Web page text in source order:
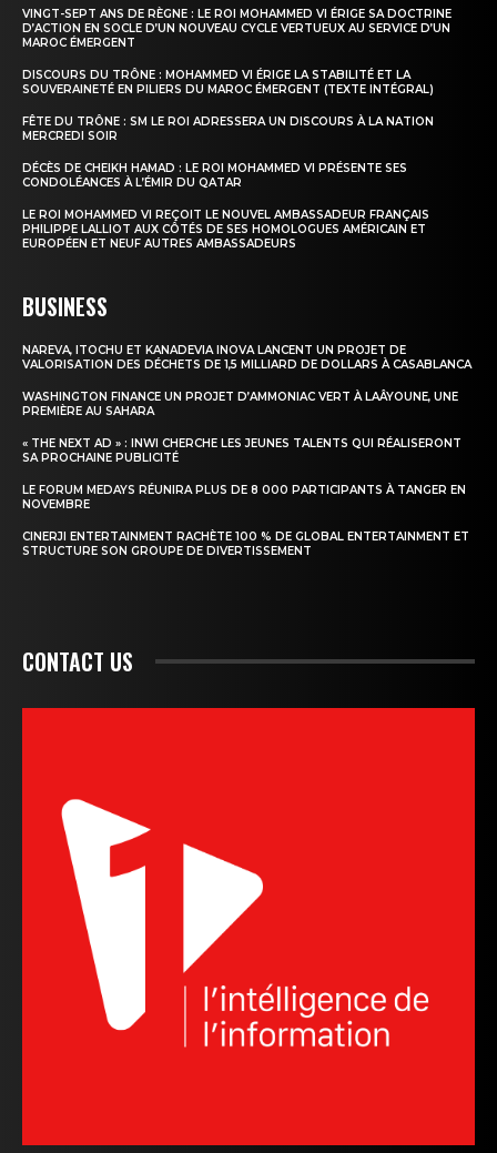
S'ABONNER MAINTENANT
Insight Publications
À propos
Formules d’abonnement
Mon compte
VINGT-SEPT ANS DE RÈGNE : LE ROI MOHAMMED VI ÉRIGE SA DOCTRINE
D’ACTION EN SOCLE D’UN NOUVEAU CYCLE VERTUEUX AU SERVICE D’UN
MAROC ÉMERGENT
DISCOURS DU TRÔNE : MOHAMMED VI ÉRIGE LA STABILITÉ ET LA
SOUVERAINETÉ EN PILIERS DU MAROC ÉMERGENT (TEXTE INTÉGRAL)
FÊTE DU TRÔNE : SM LE ROI ADRESSERA UN DISCOURS À LA NATION
MERCREDI SOIR
DÉCÈS DE CHEIKH HAMAD : LE ROI MOHAMMED VI PRÉSENTE SES
CONDOLÉANCES À L’ÉMIR DU QATAR
LE ROI MOHAMMED VI REÇOIT LE NOUVEL AMBASSADEUR FRANÇAIS
PHILIPPE LALLIOT AUX CÔTÉS DE SES HOMOLOGUES AMÉRICAIN ET
EUROPÉEN ET NEUF AUTRES AMBASSADEURS
BUSINESS
NAREVA, ITOCHU ET KANADEVIA INOVA LANCENT UN PROJET DE
VALORISATION DES DÉCHETS DE 1,5 MILLIARD DE DOLLARS À CASABLANCA
WASHINGTON FINANCE UN PROJET D’AMMONIAC VERT À LAÂYOUNE, UNE
PREMIÈRE AU SAHARA
« THE NEXT AD » : INWI CHERCHE LES JEUNES TALENTS QUI RÉALISERONT
SA PROCHAINE PUBLICITÉ
LE FORUM MEDAYS RÉUNIRA PLUS DE 8 000 PARTICIPANTS À TANGER EN
NOVEMBRE
CINERJI ENTERTAINMENT RACHÈTE 100 % DE GLOBAL ENTERTAINMENT ET
STRUCTURE SON GROUPE DE DIVERTISSEMENT
CONTACT US